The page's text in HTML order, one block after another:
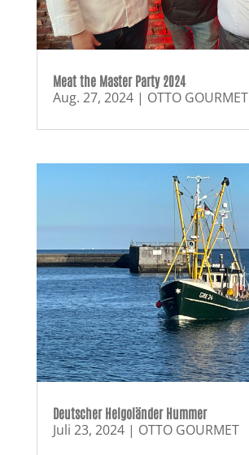
Meat the Master Party 2024
Aug. 27, 2024| OTTO GOURMET
Deutscher Helgoländer Hummer
Juli 23, 2024| OTTO GOURMET